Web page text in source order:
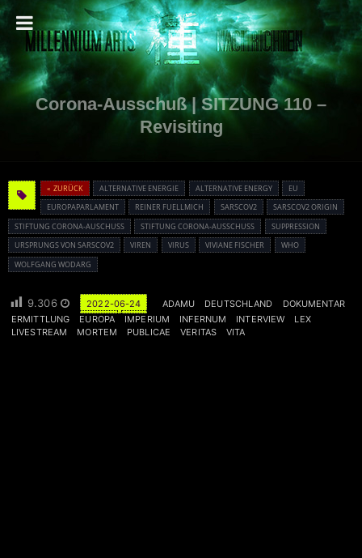
Corona-Ausschuß | SITZUNG 110 –
Revisiting
« ZURÜCK ALTERNATIVE ENERGIE ALTERNATIVE ENERGY
EU
EUROPAPARLAMENT
REINER FUELLMICH SARSCOV2
SARSCOV2 ORIGIN
STIFTUNG CORONA-AUSCHUSS
STIFTUNG CORONA-AUSSCHUSS
SUPPRESSION
URSPRUNGS VON SARSCOV2
VIREN VIRUS VIVIANE FISCHER
WHO
WOLFGANG WODARG
9.306 2022-06-24 ADAMU DEUTSCHLAND
DOKUMENTAR
ERMITTLUNG
EUROPA IMPERIUM INFERNUM INTERVIEW
LEX
LIVESTREAM
MORTEM PUBLICAE VERITAS VITA